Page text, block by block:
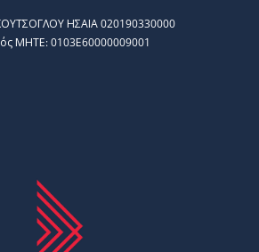
ΗΣΑΙΑ 020190330000
ΜΗΤΕ: 0103Ε60000009001